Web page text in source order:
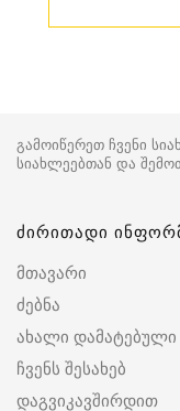
გამოიწერეთ ჩვენი
სიახლეებთან და
ძირითადი
მთავარი
ძებნა
ახალი დამატებული
ჩვენს შესახებ
დაგვიკავშირდით